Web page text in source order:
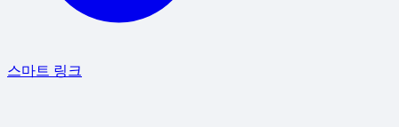
스마트 링크